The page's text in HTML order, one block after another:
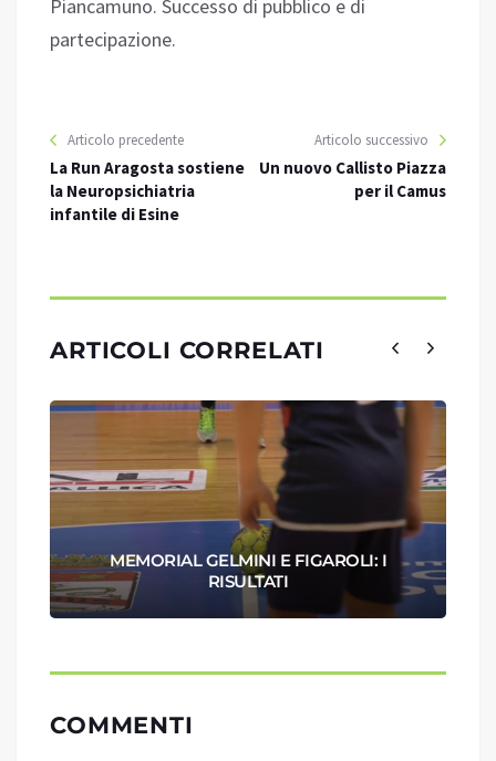
Piancamuno. Successo di pubblico e di
partecipazione.
Articolo precedente
La Run Aragosta sostiene
la Neuropsichiatria
infantile di Esine
Articolo successivo
Un nuovo Callisto Piazza
per il Camus
ARTICOLI CORRELATI
MEMORIAL GELMINI E FIGAROLI: I
RISULTATI
COMMENTI